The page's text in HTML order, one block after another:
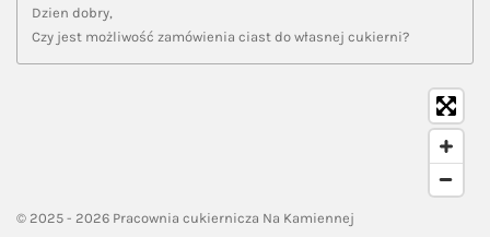
Dzien dobry,
Czy jest możliwość zamówienia ciast do własnej cukierni?
© 2025 - 2026 Pracownia cukiernicza Na Kamiennej